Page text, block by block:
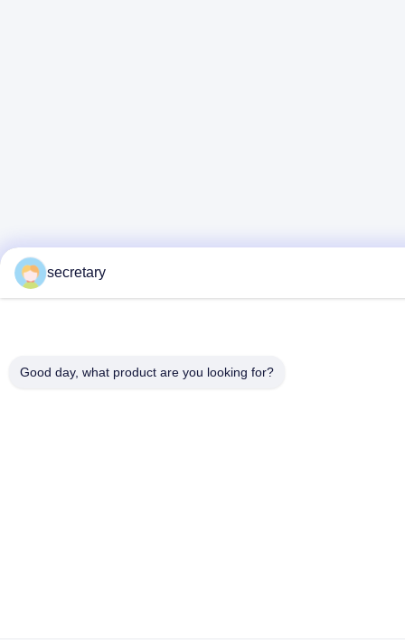
secretary
Good day, what product are you looking for?